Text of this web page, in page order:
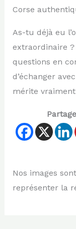
Corse
As-tu déjà eu
extraordinaire
questions en
d’échanger
mérite
Nos images
représenter la